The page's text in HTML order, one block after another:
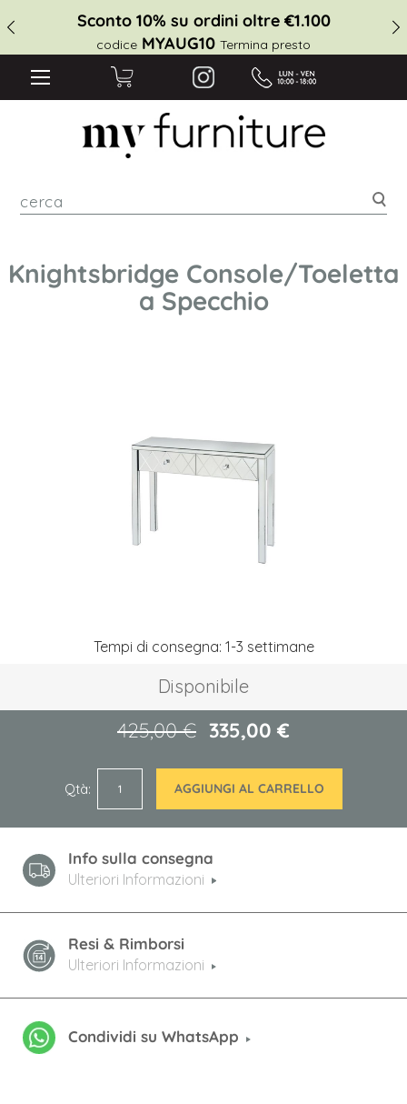
Sconto 10% su ordini oltre €1.100
codice MYAUG10 Termina presto
Knightsbridge Console/Toeletta
a Specchio
Tempi di consegna: 1-3 settimane
Disponibile
335,00 €
425,00 €
Qtà AGGIUNGI AL CARRELLO
Info sulla consegna
Ulteriori Informazioni
Resi & Rimborsi
Ulteriori Informazioni
Condividi su WhatsApp